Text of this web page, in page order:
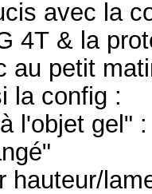
avec la
4T & la
au petit
la config :
gel" :